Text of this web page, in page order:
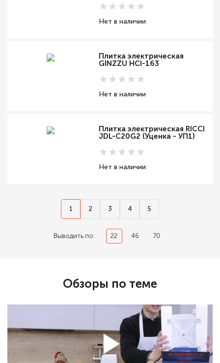
Нет в наличии
Плитка электрическая
GINZZU HCI-163
Нет в наличии
Плитка электрическая RICCI
JDL-C20G2 (Уценка - УП1)
Нет в наличии
1 2 3 4 5
Выводить по: 22 46 70
Обзоры по теме